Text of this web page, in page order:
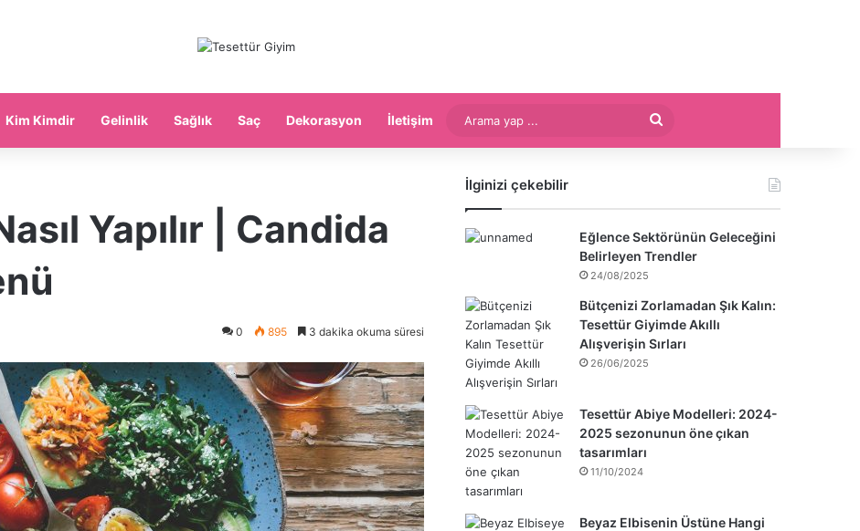
Kim Kimdir Gelinlik Sağlık Saç Dekorasyon İletişim
yap
Yapılır | Candida
0 895 3 dakika okuma süresi
İlginizi çekebilir
Eğlence Sektörünün Geleceğini
Belirleyen Trendler
24/08/2025
Bütçenizi Zorlamadan Şık Kalın:
Tesettür Giyimde Akıllı
Alışverişin Sırları
26/06/2025
Tesettür Abiye Modelleri: 2024-
2025 sezonunun öne çıkan
tasarımları
11/10/2024
Beyaz Elbisenin Üstüne Hangi